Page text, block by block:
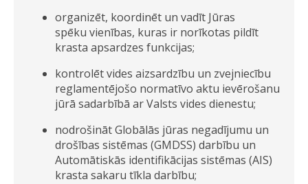
organizēt, koordinēt un vadīt Jūras
spēku vienības, kuras ir norīkotas pildīt
krasta apsardzes funkcijas;
kontrolēt vides aizsardzību un zvejniecību
reglamentējošo normatīvo aktu ievērošanu
jūrā sadarbībā ar Valsts vides dienestu;
nodrošināt Globālās jūras negadījumu un
drošības sistēmas (GMDSS) darbību un
Automātiskās identifikācijas sistēmas (AIS)
krasta sakaru tīkla darbību;